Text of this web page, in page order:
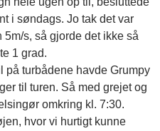
i søndags. Jo tak det var
5m/s, så gjorde det ikke så
1 grad.
på turbådene havde Grumpy
til turen. Så med grejet og
omkring kl. 7:30.
hvor vi hurtigt kunne